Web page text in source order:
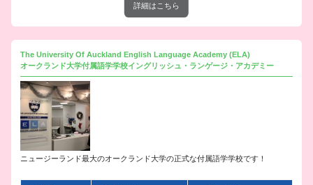
詳細はこちら
The University Of Auckland English Language Academy (ELA)
オークランド大学付属語学学校イングリッシュ・ランゲージ・アカデミー
ニュージーランド最大のオークランド大学の正式な付属語学学校です！